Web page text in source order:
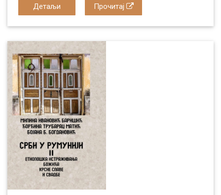
Детаљи Прочитај